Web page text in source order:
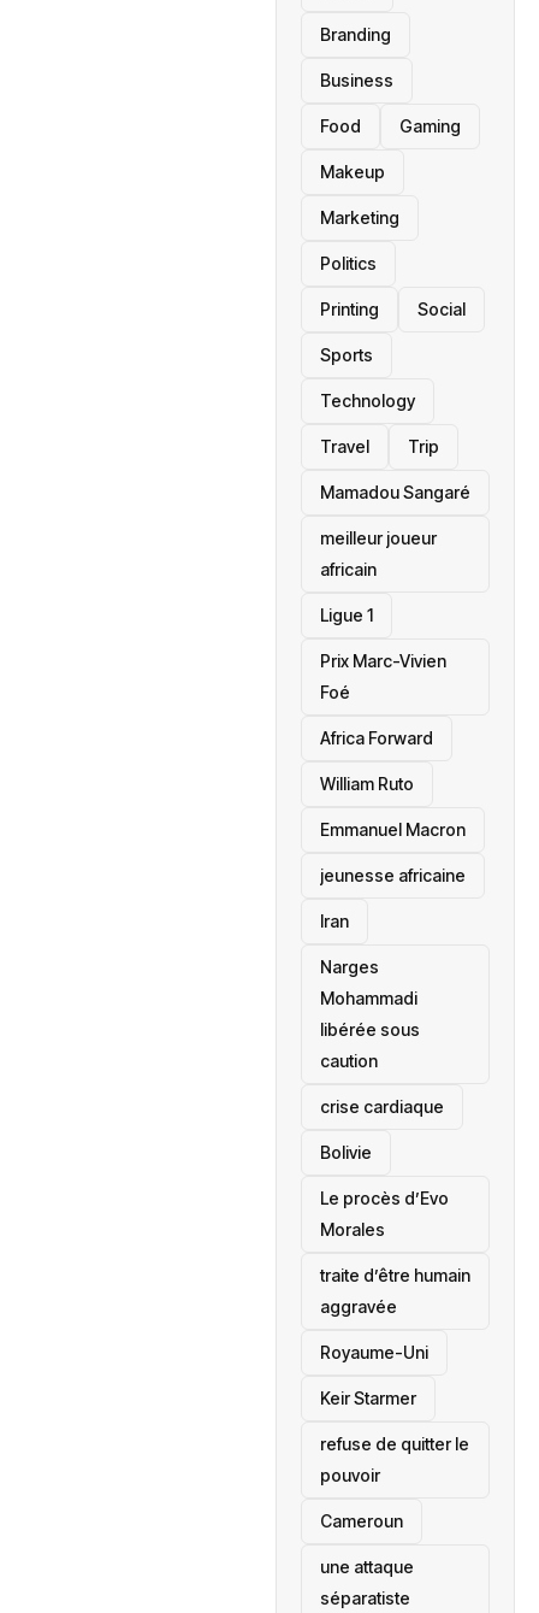
Branding
Business
Food Gaming
Makeup
Marketing
Politics
Printing Social
Sports
Technology
Travel Trip
Mamadou Sangaré
meilleur joueur
africain
Ligue 1
Prix Marc-Vivien
Foé
‎Africa Forward
William Ruto
Emmanuel Macron
jeunesse africaine
‎Iran
Narges
Mohammadi
libérée sous
caution
crise cardiaque
‎Bolivie
Le procès d’Evo
Morales
traite d’être humain
aggravée
‎Royaume-Uni
Keir Starmer
refuse de quitter le
pouvoir
‎Cameroun
une attaque
séparatiste